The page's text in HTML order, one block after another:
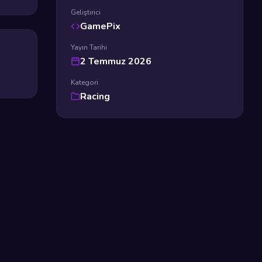
Geliştirici
GamePix
Yayın Tarihi
2 Temmuz 2026
Kategori
Racing